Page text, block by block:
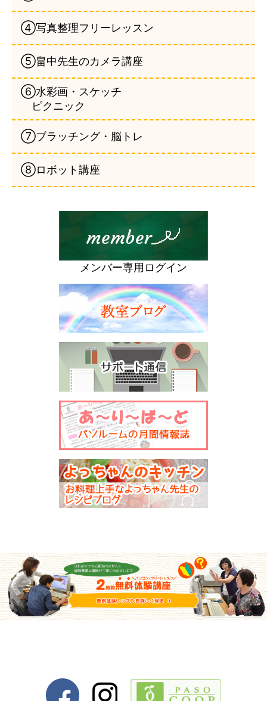
④写真整理フリーレッスン
⑤畠中先生のカメラ講座
⑥水彩画・スケッチ
ピクニック
⑦ブラッチング・脳トレ
⑧ロボット講座
メンバー専用ログイン